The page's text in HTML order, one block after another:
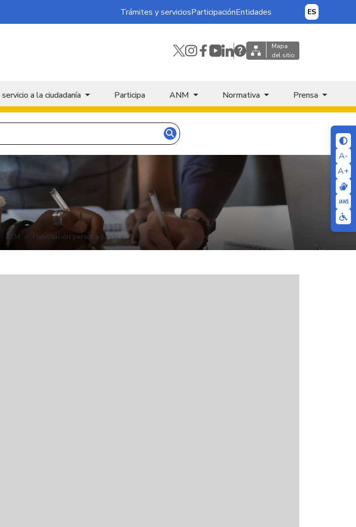
A-
A+
Trámites y serviciosParticipaciónEntidades ES
Mapa
del sitio
a la ciudadanía Participa ANM Normativa Prensa
AEM Habilitación persona jurídica